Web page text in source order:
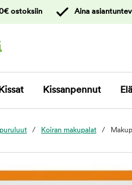
ostoksiin Aina
Kissat Kissanpennut
Koiran makupalat